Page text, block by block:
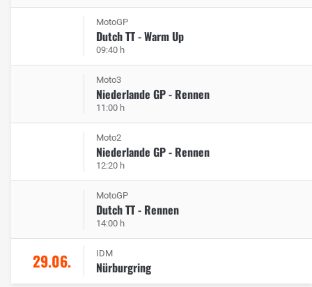
MotoGP
Dutch TT - Warm Up
09:40 h
Moto3
Niederlande GP - Rennen
11:00 h
Moto2
Niederlande GP - Rennen
12:20 h
MotoGP
Dutch TT - Rennen
14:00 h
29.06. IDM
Nürburgring